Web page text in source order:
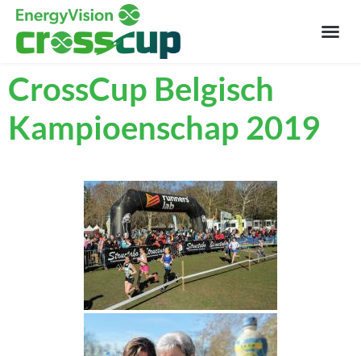
CrossCup Belgisch
Kampioenschap 2019